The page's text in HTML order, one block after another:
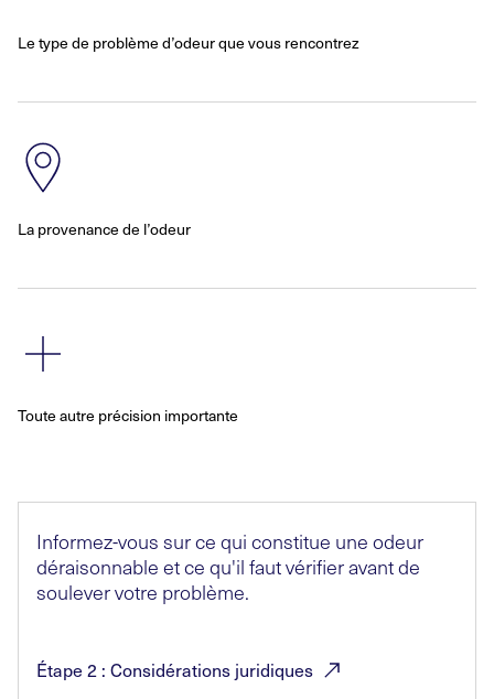
Le type de problème d’odeur que vous rencontrez
La provenance de l’odeur
Toute autre précision importante
Informez-vous sur ce qui constitue une odeur
déraisonnable et ce qu'il faut vérifier avant de
soulever votre problème.
Étape 2 : Considérations juridiques